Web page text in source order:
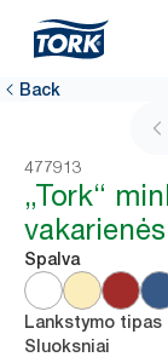
Back
477913
„Tork“
Spalva
Lankstymo tipas
Sluoksniai